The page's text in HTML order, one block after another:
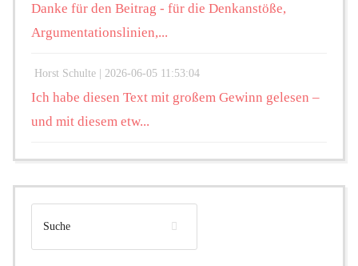
Danke für den Beitrag - für die Denkanstöße,
Argumentationslinien,...
Horst Schulte | 2026-06-05 11:53:04
Ich habe diesen Text mit großem Gewinn gelesen –
und mit diesem etw...